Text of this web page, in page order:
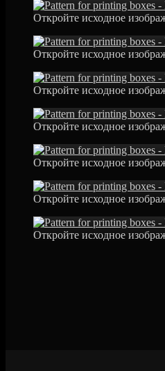
Откройте исходное
Откройте исходное
Откройте исходное
Откройте исходное
Откройте исходное
Откройте исходное
Откройте исходное